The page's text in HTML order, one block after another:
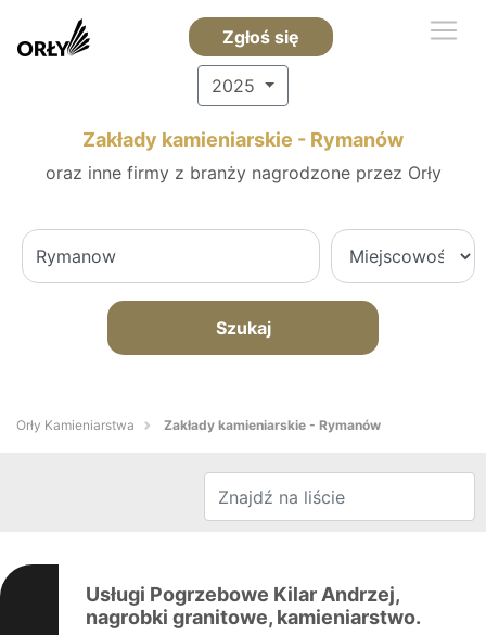
Zgłoś się
2025
Zakłady kamieniarskie - Rymanów
oraz inne firmy z branży nagrodzone przez Orły
Szukaj
Orły Kamieniarstwa Zakłady kamieniarskie - Rymanów
Usługi Pogrzebowe Kilar Andrzej,
nagrobki granitowe, kamieniarstwo.